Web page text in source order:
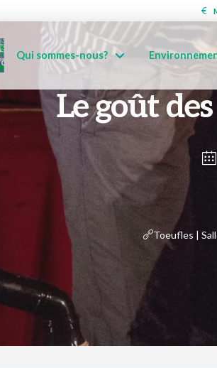
Qui sommes-nous?
Le goût
Toeufles |